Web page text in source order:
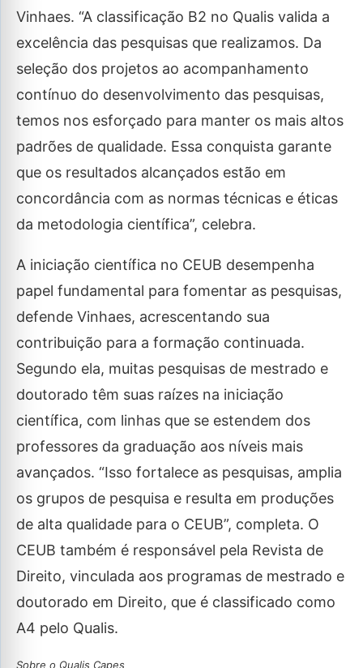
Vinhaes. “A classificação B2 no Qualis valida a
excelência das pesquisas que realizamos. Da
seleção dos projetos ao acompanhamento
contínuo do desenvolvimento das pesquisas,
temos nos esforçado para manter os mais altos
padrões de qualidade. Essa conquista garante
que os resultados alcançados estão em
concordância com as normas técnicas e éticas
da metodologia científica”, celebra.
A iniciação científica no CEUB desempenha
papel fundamental para fomentar as pesquisas,
defende Vinhaes, acrescentando sua
contribuição para a formação continuada.
Segundo ela, muitas pesquisas de mestrado e
doutorado têm suas raízes na iniciação
científica, com linhas que se estendem dos
professores da graduação aos níveis mais
avançados. “Isso fortalece as pesquisas, amplia
os grupos de pesquisa e resulta em produções
de alta qualidade para o CEUB”, completa. O
CEUB também é responsável pela Revista de
Direito, vinculada aos programas de mestrado e
doutorado em Direito, que é classificado como
A4 pelo Qualis.
Sobre o Qualis Capes